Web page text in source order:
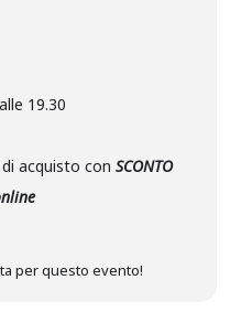
19.30
acquisto conSCONTO
per questo evento!